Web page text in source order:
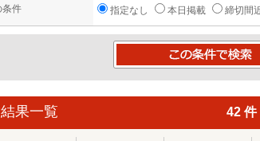
条件 指定なし 本日掲載 締切間
果一覧 42 件